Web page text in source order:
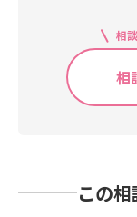
相
相
この相